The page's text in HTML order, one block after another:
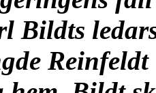
Bildts